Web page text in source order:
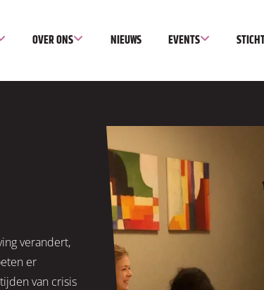
OVER ONS NIEUWS EVENTS
verandert,
er
van crisis